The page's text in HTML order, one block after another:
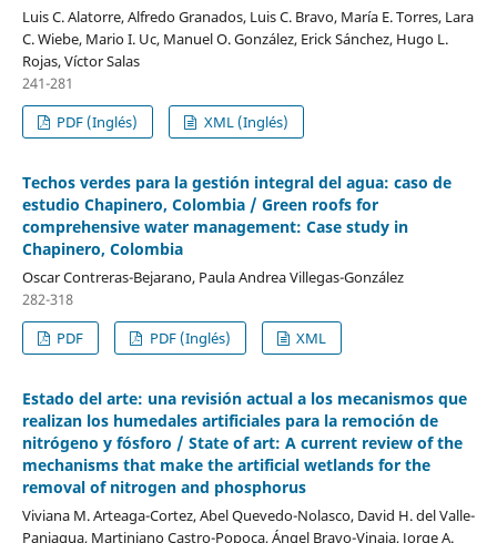
Luis C. Alatorre, Alfredo Granados, Luis C. Bravo, María E. Torres, Lara
C. Wiebe, Mario I. Uc, Manuel O. González, Erick Sánchez, Hugo L.
Rojas, Víctor Salas
241-281
PDF (Inglés)
XML (Inglés)
Techos verdes para la gestión integral del agua: caso de
estudio Chapinero, Colombia / Green roofs for
comprehensive water management: Case study in
Chapinero, Colombia
Oscar Contreras-Bejarano, Paula Andrea Villegas-González
282-318
PDF
PDF (Inglés) XML
Estado del arte: una revisión actual a los mecanismos que
realizan los humedales artificiales para la remoción de
nitrógeno y fósforo / State of art: A current review of the
mechanisms that make the artificial wetlands for the
removal of nitrogen and phosphorus
Viviana M. Arteaga-Cortez, Abel Quevedo-Nolasco, David H. del Valle-
Paniagua, Martiniano Castro-Popoca, Ángel Bravo-Vinaja, Jorge A.